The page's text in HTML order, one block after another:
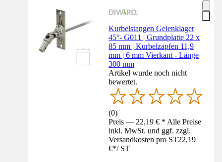
Kurbelstangen Gelenklager
45°- G011 | Grundplatte 22 x
85 mm | Kurbelzapfen 11,9
mm | 6 mm Vierkant - Länge
300 mm
Artikel wurde noch nicht
bewertet.
(0)
Preis — 22,19 € * Alle Preise
inkl. MwSt. und ggf. zzgl.
Versandkosten pro ST22,19
€*/ ST